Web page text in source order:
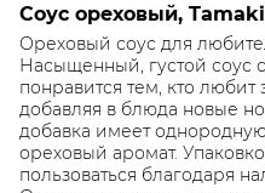
Соус ореховый, Tamaki
Ореховый соус для
Насыщенный, густой соус
понравится тем, кто любит
добавляя в блюда новые
добавка имеет
ореховый аромат.
пользоваться благодаря